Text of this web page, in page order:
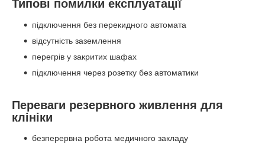
Типові помилки експлуатації
підключення без перекидного автомата
відсутність заземлення
перегрів у закритих шафах
підключення через розетку без автоматики
Переваги резервного живлення для
клініки
безперервна робота медичного закладу